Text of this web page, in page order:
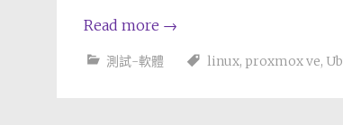
Read more →
測試-軟體 linux, proxmox ve,